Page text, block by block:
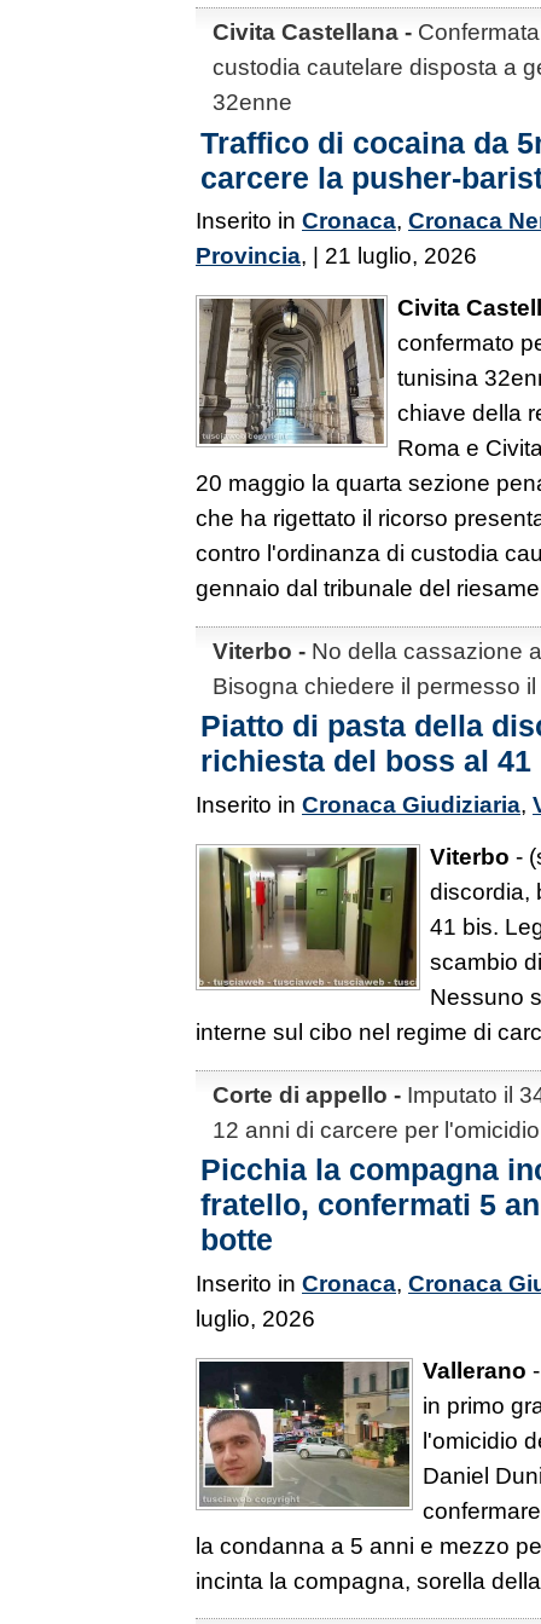
Civita Castellana -
custodia cautelare disposta a
32enne
Traffico di cocaina da
carcere la pusher-
Inserito in Cronaca, Cronaca
Provincia, | 21 luglio, 2026
Civita
confermato
tunisina
chiave della
Roma e
20 maggio la quarta sezione
che ha rigettato il ricorso
contro l'ordinanza di custodia
gennaio dal tribunale del
Viterbo - No della cassazione
Bisogna chiedere il permesso
Piatto di pasta della
richiesta del boss al 41
Inserito in Cronaca Giudiziaria,
Viterbo -
discordia,
41 bis.
scambio
Nessuno
interne sul cibo nel regime di
Corte di appello - Imputato il
12 anni di carcere per
Picchia la compagna
fratello, confermati 5
botte
Inserito in Cronaca, Cronaca
luglio, 2026
Vallerano
in primo
l'omicidio
Daniel
la condanna a 5 anni e mezzo
incinta la compagna, sorella